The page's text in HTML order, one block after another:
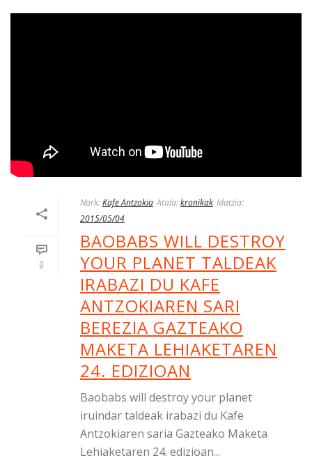
0
Nork:Kafe Antzokia Atala:kronikak Idatzia:
2015/05/04
BAOBABS WILL DESTROY
YOUR PLANET TALDEAK
IRABAZI DU KAFE
ANTZOKIAREN SARI
BEREZIA GAZTEAKO
MAKETA LEHIAKETAREN
24. EDIZIOAN
Baobabs will destroy your planet
iruindar taldeak irabazi du Kafe
Antzokiaren saria Gazteako Maketa
Lehiaketaren 24. edizioan...